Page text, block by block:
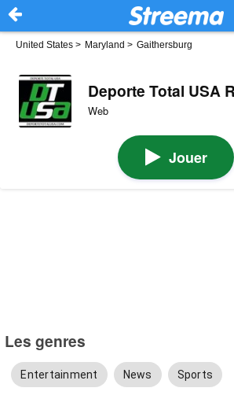
United States > Maryland > Gaithersburg
Deporte Total USA
Web
Jouer
Les genres
Entertainment News Sports